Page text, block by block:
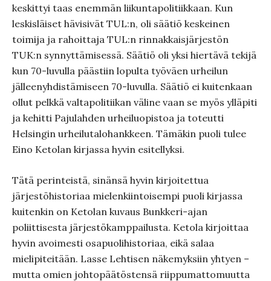
keskittyi taas enemmän liikuntapolitiikkaan. Kun
leskisläiset hävisivät TUL:n, oli säätiö keskeinen
toimija ja rahoittaja TUL:n rinnakkaisjärjestön
TUK:n synnyttämisessä. Säätiö oli yksi hiertävä tekijä
kun 70-luvulla päästiin lopulta työväen urheilun
jälleenyhdistämiseen 70-luvulla. Säätiö ei kuitenkaan
ollut pelkkä valtapolitiikan väline vaan se myös ylläpiti
ja kehitti Pajulahden urheiluopistoa ja toteutti
Helsingin urheilutalohankkeen. Tämäkin puoli tulee
Eino Ketolan kirjassa hyvin esitellyksi.
Tätä perinteistä, sinänsä hyvin kirjoitettua
järjestöhistoriaa mielenkiintoisempi puoli kirjassa
kuitenkin on Ketolan kuvaus Bunkkeri-ajan
poliittisesta järjestökamppailusta. Ketola kirjoittaa
hyvin avoimesti osapuolihistoriaa, eikä salaa
mielipiteitään. Lasse Lehtisen näkemyksiin yhtyen –
mutta omien johtopäätöstensä riippumattomuutta